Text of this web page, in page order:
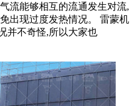
流能够相互的流通发生对流,
出现过度发热情况。 雷蒙机
并不奇怪,所以大家也